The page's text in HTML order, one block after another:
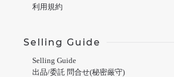
利用規約
Selling Guide
Selling Guide
出品/委託 問合せ(秘密厳守)